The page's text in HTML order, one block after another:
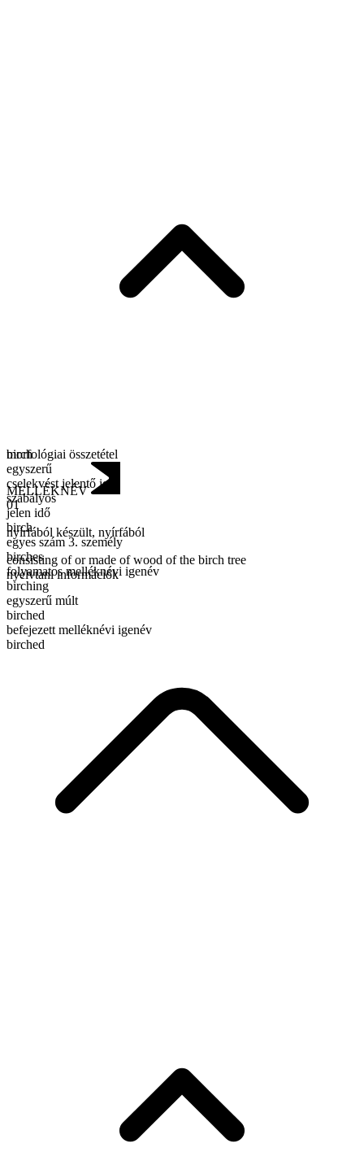
morfológiai összetétel
egyszerű
cselekvést jelentő ige
szabályos
jelen idő
birch
egyes szám 3. személy
birches
folyamatos melléknévi igenév
birching
egyszerű múlt
birched
befejezett melléknévi igenév
birched
birch
MELLÉKNÉV
01
nyírfából készült, nyírfából
consisting of or made of wood of the birch tree
nyelvtani információk